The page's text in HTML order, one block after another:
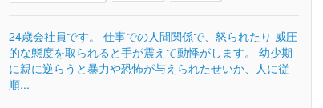
24歳会社員です。 仕事での人間関係で、怒られたり 威圧
的な態度を取られると手が震えて動悸がします。 幼少期
に親に逆らうと暴力や恐怖が与えられたせいか、人に従
順...